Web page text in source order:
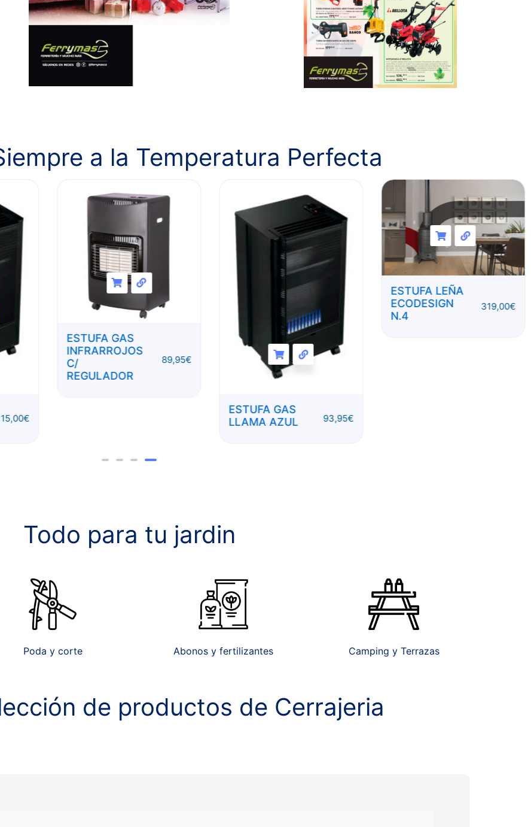
a la Temperatura Perfecta
€
ESTUFA GAS
INFRARROJOS
C/
REGULADOR
89,95€
ESTUFA GAS
LLAMA AZUL
93,95€
ESTUFA LEÑA
ECODESIGN
N.4
319,00€
Todo para tu jardin
Poda y corte Abonos y fertilizantes Camping y Terrazas
de productos de Cerrajeria